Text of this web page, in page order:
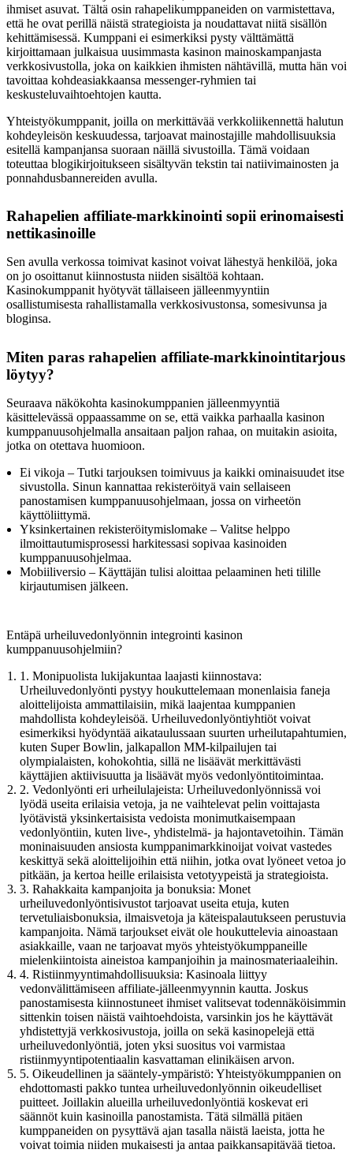
ihmiset asuvat. Tältä osin rahapelikumppaneiden on varmistettava,
että he ovat perillä näistä strategioista ja noudattavat niitä sisällön
kehittämisessä. Kumppani ei esimerkiksi pysty välttämättä
kirjoittamaan julkaisua uusimmasta kasinon mainoskampanjasta
verkkosivustolla, joka on kaikkien ihmisten nähtävillä, mutta hän voi
tavoittaa kohdeasiakkaansa messenger-ryhmien tai
keskusteluvaihtoehtojen kautta.
Yhteistyökumppanit, joilla on merkittävää verkkoliikennettä halutun
kohdeyleisön keskuudessa, tarjoavat mainostajille mahdollisuuksia
esitellä kampanjansa suoraan näillä sivustoilla. Tämä voidaan
toteuttaa blogikirjoitukseen sisältyvän tekstin tai natiivimainosten ja
ponnahdusbannereiden avulla.
Rahapelien affiliate-markkinointi sopii erinomaisesti
nettikasinoille
Sen avulla verkossa toimivat kasinot voivat lähestyä henkilöä, joka
on jo osoittanut kiinnostusta niiden sisältöä kohtaan.
Kasinokumppanit hyötyvät tällaiseen jälleenmyyntiin
osallistumisesta rahallistamalla verkkosivustonsa, somesivunsa ja
bloginsa.
Miten paras rahapelien affiliate-markkinointitarjous
löytyy?
Seuraava näkökohta kasinokumppanien jälleenmyyntiä
käsittelevässä oppaassamme on se, että vaikka parhaalla kasinon
kumppanuusohjelmalla ansaitaan paljon rahaa, on muitakin asioita,
jotka on otettava huomioon.
Ei vikoja – Tutki tarjouksen toimivuus ja kaikki ominaisuudet itse
sivustolla. Sinun kannattaa rekisteröityä vain sellaiseen
panostamisen kumppanuusohjelmaan, jossa on virheetön
käyttöliittymä.
Yksinkertainen rekisteröitymislomake – Valitse helppo
ilmoittautumisprosessi harkitessasi sopivaa kasinoiden
kumppanuusohjelmaa.
Mobiiliversio – Käyttäjän tulisi aloittaa pelaaminen heti tilille
kirjautumisen jälkeen.
Entäpä urheiluvedonlyönnin integrointi kasinon
kumppanuusohjelmiin?
1. Monipuolista lukijakuntaa laajasti kiinnostava:
Urheiluvedonlyönti pystyy houkuttelemaan monenlaisia faneja
aloittelijoista ammattilaisiin, mikä laajentaa kumppanien
mahdollista kohdeyleisöä. Urheiluvedonlyöntiyhtiöt voivat
esimerkiksi hyödyntää aikataulussaan suurten urheilutapahtumien,
kuten Super Bowlin, jalkapallon MM-kilpailujen tai
olympialaisten, kohokohtia, sillä ne lisäävät merkittävästi
käyttäjien aktiivisuutta ja lisäävät myös vedonlyöntitoimintaa.
2. Vedonlyönti eri urheilulajeista: Urheiluvedonlyönnissä voi
lyödä useita erilaisia vetoja, ja ne vaihtelevat pelin voittajasta
lyötävistä yksinkertaisista vedoista monimutkaisempaan
vedonlyöntiin, kuten live-, yhdistelmä- ja hajontavetoihin. Tämän
moninaisuuden ansiosta kumppanimarkkinoijat voivat vastedes
keskittyä sekä aloittelijoihin että niihin, jotka ovat lyöneet vetoa jo
pitkään, ja kertoa heille erilaisista vetotyypeistä ja strategioista.
3. Rahakkaita kampanjoita ja bonuksia: Monet
urheiluvedonlyöntisivustot tarjoavat useita etuja, kuten
tervetuliaisbonuksia, ilmaisvetoja ja käteispalautukseen perustuvia
kampanjoita. Nämä tarjoukset eivät ole houkuttelevia ainoastaan
asiakkaille, vaan ne tarjoavat myös yhteistyökumppaneille
mielenkiintoista aineistoa kampanjoihin ja mainosmateriaaleihin.
4. Ristiinmyyntimahdollisuuksia: Kasinoala liittyy
vedonvälittämiseen affiliate-jälleenmyynnin kautta. Joskus
panostamisesta kiinnostuneet ihmiset valitsevat todennäköisimmin
sittenkin toisen näistä vaihtoehdoista, varsinkin jos he käyttävät
yhdistettyjä verkkosivustoja, joilla on sekä kasinopelejä että
urheiluvedonlyöntiä, joten yksi suositus voi varmistaa
ristiinmyyntipotentiaalin kasvattaman elinikäisen arvon.
5. Oikeudellinen ja sääntely-ympäristö: Yhteistyökumppanien on
ehdottomasti pakko tuntea urheiluvedonlyönnin oikeudelliset
puitteet. Joillakin alueilla urheiluvedonlyöntiä koskevat eri
säännöt kuin kasinoilla panostamista. Tätä silmällä pitäen
kumppaneiden on pysyttävä ajan tasalla näistä laeista, jotta he
voivat toimia niiden mukaisesti ja antaa paikkansapitävää tietoa.